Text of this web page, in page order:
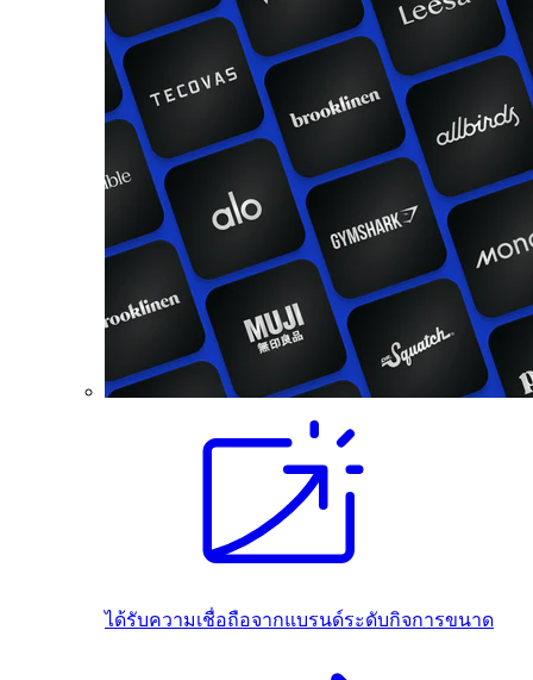
ได้รับความเชื่อถือจากแบรนด์ระดับกิจการขนาด